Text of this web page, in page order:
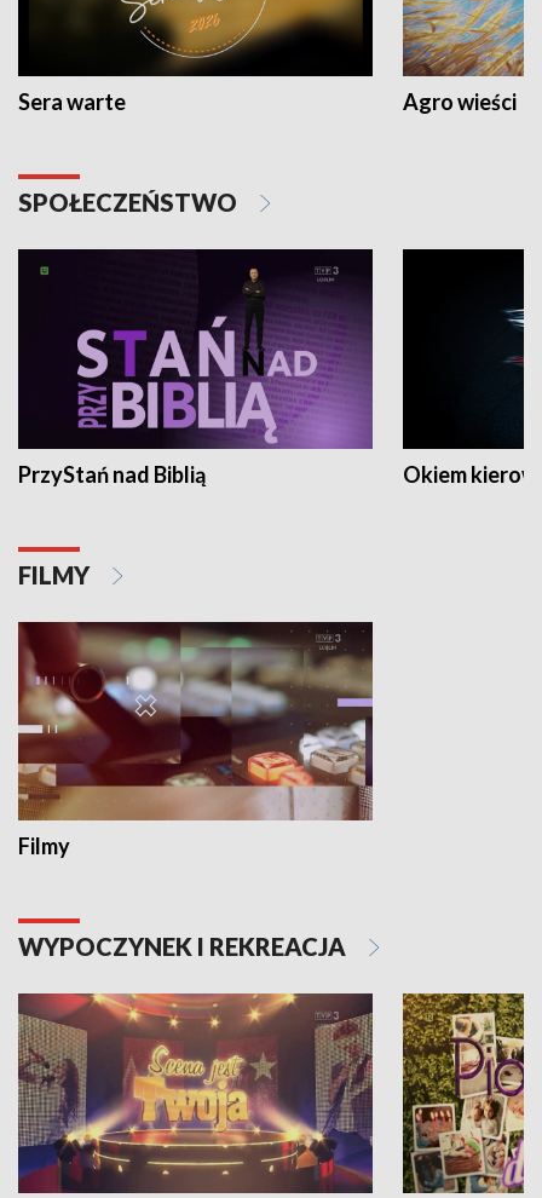
Sera warte Agro wieści
SPOŁECZEŃSTWO
PrzyStań nad Biblią Okiem
FILMY
Filmy
WYPOCZYNEK I REKREACJA